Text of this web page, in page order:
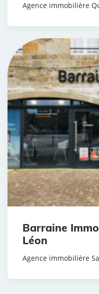
Agence immobilière
Barraine
Léon
Agence immobilière